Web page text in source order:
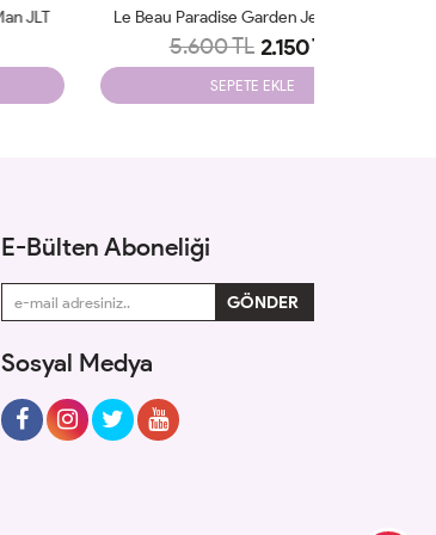
Le Beau Paradise Garden Jean Paul Jlt
2.150 TL
E-Bülten Aboneliği
Sosyal Medya